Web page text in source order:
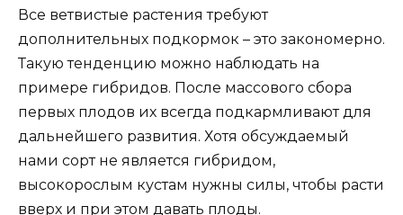
Все ветвистые растения требуют
дополнительных подкормок – это закономерно.
Такую тенденцию можно наблюдать на
примере гибридов. После массового сбора
первых плодов их всегда подкармливают для
дальнейшего развития. Хотя обсуждаемый
нами сорт не является гибридом,
высокорослым кустам нужны силы, чтобы расти
вверх и при этом давать плоды.